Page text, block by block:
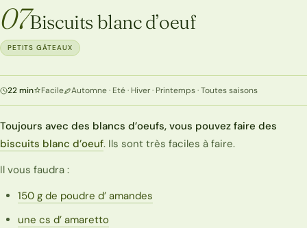
07Biscuits blanc d’oeuf
PETITS GÂTEAUX
22 min Facile Automne · Eté · Hiver · Printemps · Toutes saisons
Toujours avec des blancs d’oeufs, vous pouvez faire des
biscuits blanc d’oeuf. Ils sont très faciles à faire.
Il vous faudra :
150 g de poudre d’ amandes
une cs d’ amaretto